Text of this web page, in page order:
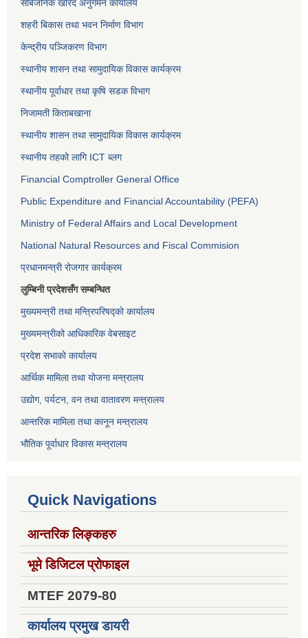
सार्बजनिक खरिद अनुगमन कार्यालय
शहरी बिकास तथा भवन निर्माण विभाग
केन्द्रीय पञ्जिकरण विभाग
स्थानीय शासन तथा सामुदायिक विकास कार्यक्रम
स्थानीय पूर्वाधार तथा कृषि सडक विभाग
निजामती किताबखाना
स्थानीय शासन तथा सामुदायिक विकास कार्यक्रम
स्थानीय तहको लागि ICT ब्लग
Financial Comptroller General Office
Public Expenditure and Financial Accountability (PEFA)
Ministry of Federal Affairs and Local Development
National Natural Resources and Fiscal Commision
प्रधानमन्त्री रोजगार कार्यक्रम
लुम्बिनी प्रदेशसँग सम्बन्धित
मुख्यमन्त्री तथा मन्त्रिपरिषद्को कार्यालय
मुख्यमन्त्रीको आधिकारिक वेबसाइट
प्रदेश सभाको कार्यालय
आर्थिक मामिला तथा योजना मन्त्रालय
उद्योग, पर्यटन, वन तथा वातावरण मन्त्रालय
आन्तरिक मामिला तथा कानून मन्त्रालय
भौतिक पूर्वाधार विकास मन्त्रालय
Quick Navigations
आन्तरिक लिङ्कहरु
भूमे डिजिटल प्रोफाइल
MTEF 2079-80
कार्यालय प्रमुख डायरी